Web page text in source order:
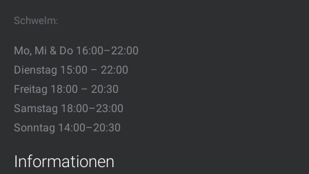
Schwelm:
Mo, Mi & Do 16:00–22:00
Dienstag 15:00 – 22:00
Freitag 18:00 – 20:30
Samstag 18:00–23:00
Sonntag 14:00–20:30
Informationen